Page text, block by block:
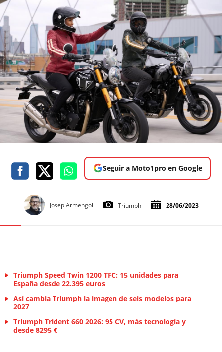
Seguir a Moto1pro en Google
Josep Armengol Triumph 28/06/2023
Triumph Speed Twin 1200 TFC: 15 unidades para
España desde 22.395 euros
Así cambia Triumph la imagen de seis modelos para
2027
Triumph Trident 660 2026: 95 CV, más tecnología y
desde 8295 €